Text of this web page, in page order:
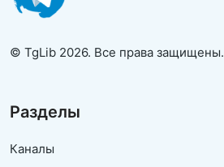
© TgLib 2026. Все права защищены.
Разделы
Каналы